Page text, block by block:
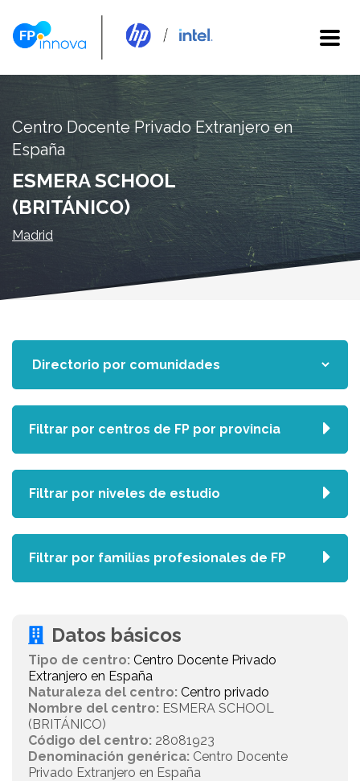
Centro Docente Privado Extranjero en
España
ESMERA SCHOOL
(BRITÁNICO)
Madrid
Datos básicos
Tipo de centro: Centro Docente Privado
Extranjero en España
Naturaleza del centro: Centro privado
Nombre del centro: ESMERA SCHOOL
(BRITÁNICO)
Código del centro: 28081923
Denominación genérica: Centro Docente
Privado Extranjero en España
Filtrar por centros de FP por provincia
Filtrar por niveles de estudio
Filtrar por familias profesionales de FP